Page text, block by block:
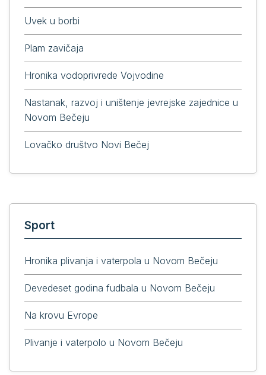
Uvek u borbi
Plam zavičaja
Hronika vodoprivrede Vojvodine
Nastanak, razvoj i uništenje jevrejske zajednice u
Novom Bečeju
Lovačko društvo Novi Bečej
Sport
Hronika plivanja i vaterpola u Novom Bečeju
Devedeset godina fudbala u Novom Bečeju
Na krovu Evrope
Plivanje i vaterpolo u Novom Bečeju